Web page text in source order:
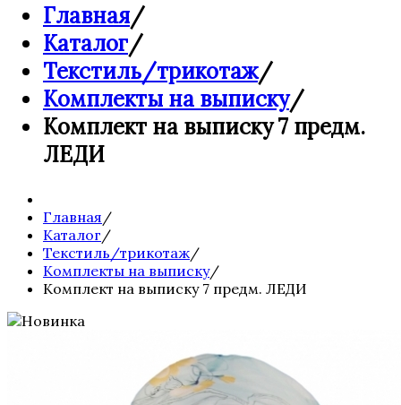
Главная/
Каталог/
Текстиль/трикотаж/
Комплекты на выписку/
Комплект на выписку 7 предм.
ЛЕДИ
Главная /
Каталог /
Текстиль/трикотаж/
Комплекты на выписку/
Комплект на выписку 7 предм. ЛЕДИ